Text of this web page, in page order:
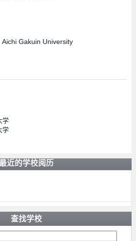
Aichi Gakuin University
学
学
近的学校阅历
查找学校